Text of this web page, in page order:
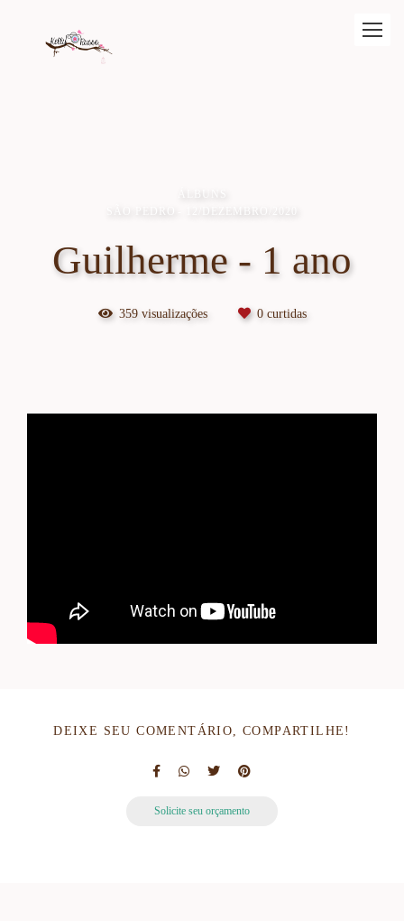
SÃO PEDRO
12/DEZEMBRO/2020
Guilherme - 1 ano
359visualizações 0curtidas
DEIXE SEU COMENTÁRIO, COMPARTILHE!
Solicite seu orçamento